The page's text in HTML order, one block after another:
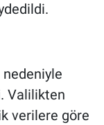
nedeniyle
Valilikten
verilere göre